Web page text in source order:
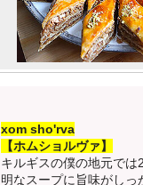
xom sho'rva
【ホムショルヴァ】
キルギスの僕の地元で
明なスープに旨味がしっ